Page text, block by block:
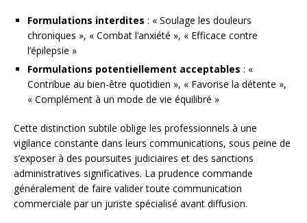
Formulations interdites : « Soulage les douleurs
chroniques », « Combat l’anxiété », « Efficace contre
l’épilepsie »
Formulations potentiellement acceptables : «
Contribue au bien-être quotidien », « Favorise la détente »,
« Complément à un mode de vie équilibré »
Cette distinction subtile oblige les professionnels à une
vigilance constante dans leurs communications, sous peine de
s’exposer à des poursuites judiciaires et des sanctions
administratives significatives. La prudence commande
généralement de faire valider toute communication
commerciale par un juriste spécialisé avant diffusion.